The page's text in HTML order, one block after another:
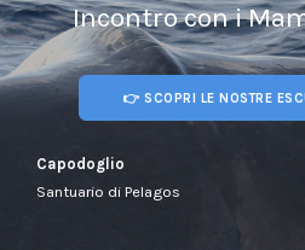
Incontro con i
👉 SCOPRI LE NOSTRE
Capodoglio
Santuario di Pelagos